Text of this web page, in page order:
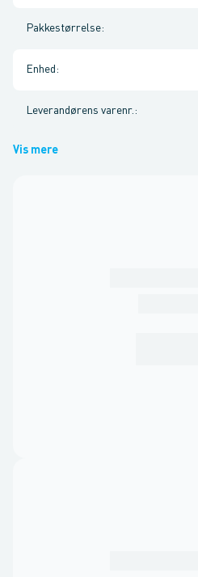
Pakkestørrelse:
Enhed :
Leverandørens varenr. :
Vis mere